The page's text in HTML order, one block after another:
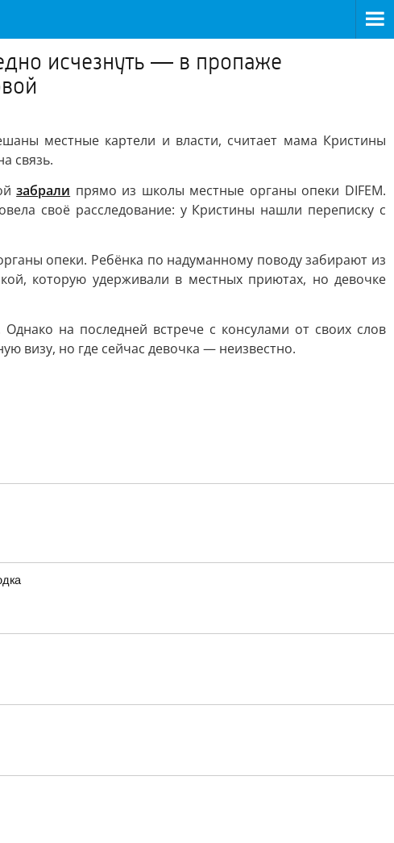
исчезнуть — в пропаже
местные картели и власти, считает мама Кристины
связь.
забрали прямо из школы местные органы опеки DIFEM.
своё расследование: у Кристины нашли переписку с
опеки. Ребёнка по надуманному поводу забирают из
которую удерживали в местных приютах, но девочке
на последней встрече с консулами от своих слов
визу, но где сейчас девочка — неизвестно.